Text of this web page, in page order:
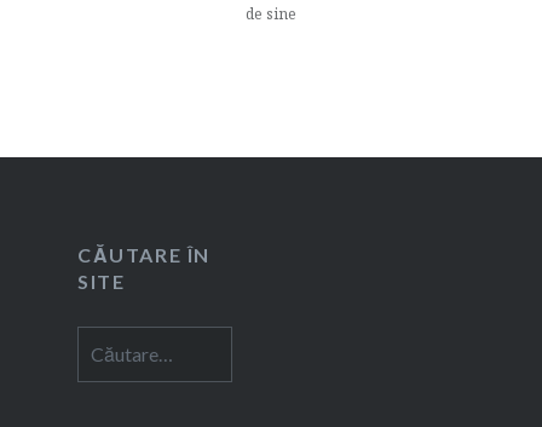
de sine
CĂUTARE ÎN
SITE
după: